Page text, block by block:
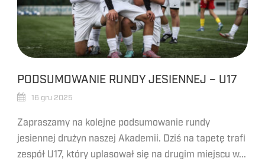
PODSUMOWANIE RUNDY JESIENNEJ – U17
16 gru 2025
Zapraszamy na kolejne podsumowanie rundy
jesiennej drużyn naszej Akademii. Dziś na tapetę trafi
zespół U17, który uplasował się na drugim miejscu w...